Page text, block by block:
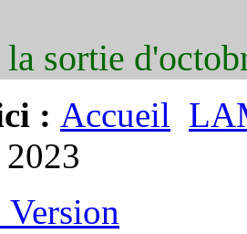
sortie
: Accueil
2023